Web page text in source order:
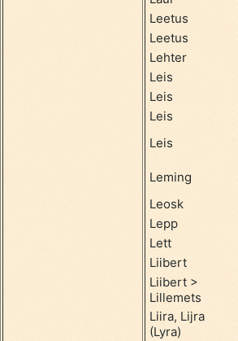
Leetus
Leetus
Lehter
Leis
Leis
Leis
Leis
Leming
Leosk
Lepp
Lett
Liibert
Liibert >
Lillemets
Liira, Lijra
(Lyra)